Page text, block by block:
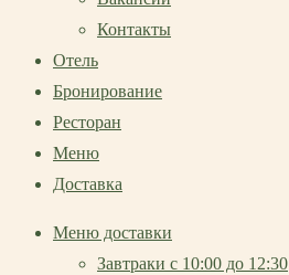
Контакты
Отель
Бронирование
Ресторан
Меню
Доставка
Меню доставки
Завтраки с 10:00 до 12:30